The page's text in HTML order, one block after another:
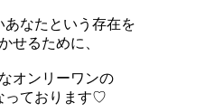
あなたという存在を
せるために、
オンリーワンの
っております♡